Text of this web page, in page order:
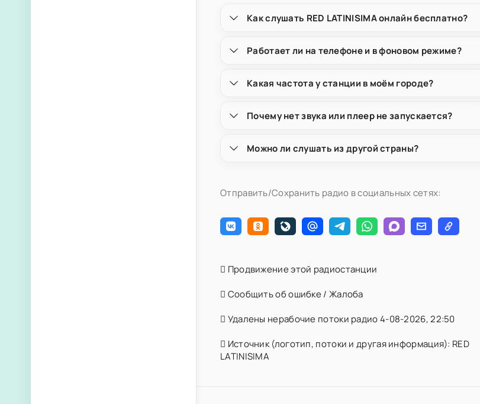
Как слушать RED LATINISIMA онлайн бесплатно?
Работает ли на телефоне и в фоновом режиме?
Какая частота у станции в моём городе?
Почему нет звука или плеер не запускается?
Можно ли слушать из другой страны?
Отправить/Сохранить радио в социальных сетях:
Продвижение этой радиостанции
Сообщить об ошибке / Жалоба
Удалены нерабочие потоки радио 4-08-2026, 22:50
Источник (логотип, потоки и другая информация): RED
LATINISIMA